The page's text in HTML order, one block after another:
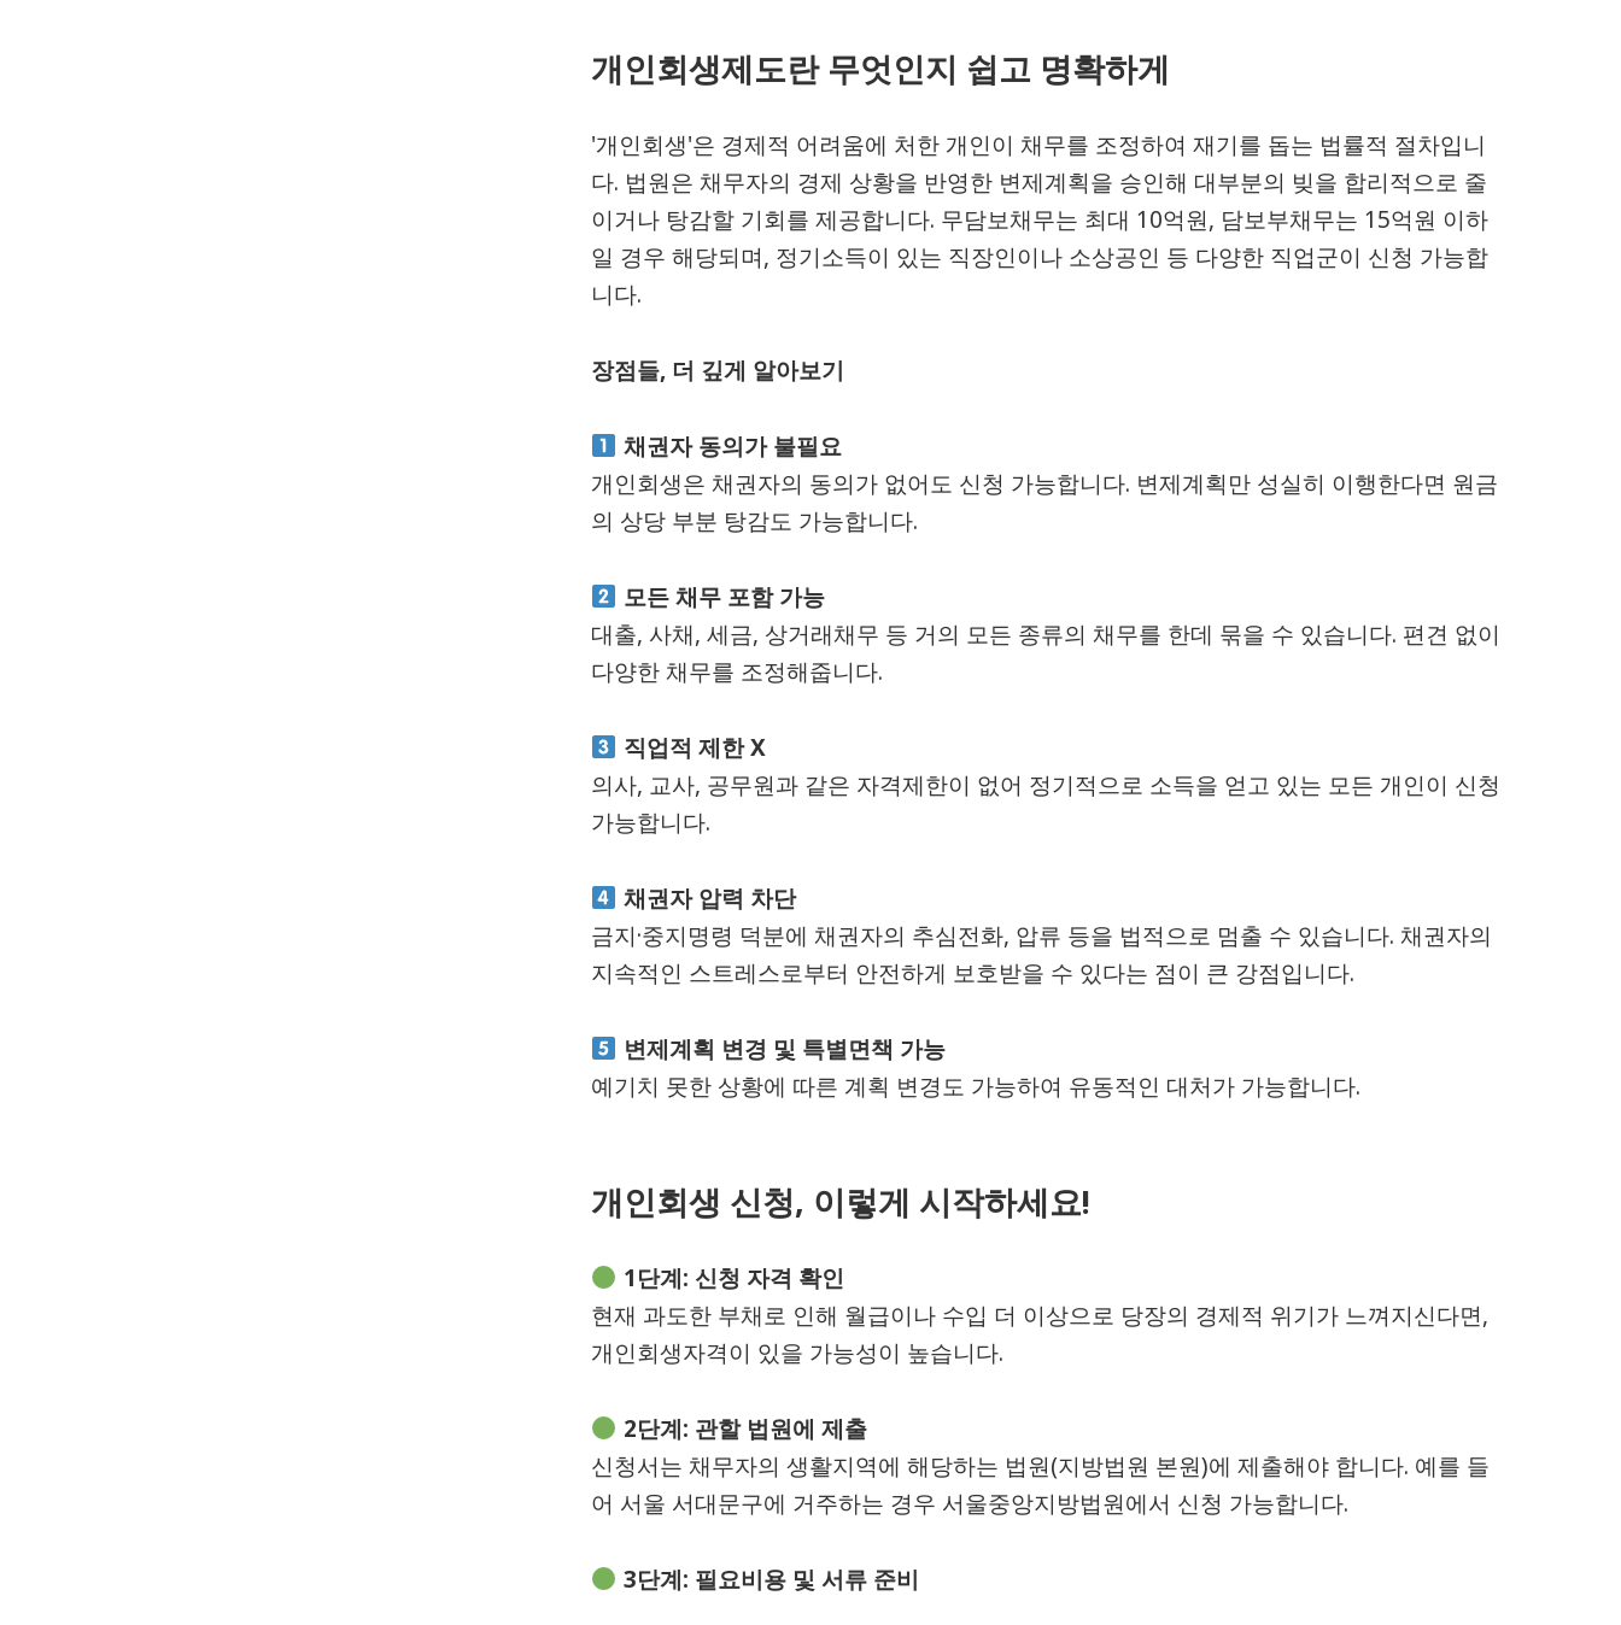
개인회생제도란 무엇인지 쉽고 명확하게
'개인회생'은 경제적 어려움에 처한 개인이 채무를 조정하여 재기를 돕는 법률적 절차입니
다. 법원은 채무자의 경제 상황을 반영한 변제계획을 승인해 대부분의 빚을 합리적으로 줄
이거나 탕감할 기회를 제공합니다. 무담보채무는 최대 10억원, 담보부채무는 15억원 이하
일 경우 해당되며, 정기소득이 있는 직장인이나 소상공인 등 다양한 직업군이 신청 가능합
니다.
장점들, 더 깊게 알아보기
채권자 동의가 불필요
개인회생은 채권자의 동의가 없어도 신청 가능합니다. 변제계획만 성실히 이행한다면 원금
의 상당 부분 탕감도 가능합니다.
모든 채무 포함 가능
대출, 사채, 세금, 상거래채무 등 거의 모든 종류의 채무를 한데 묶을 수 있습니다. 편견 없이
다양한 채무를 조정해줍니다.
직업적 제한 X
의사, 교사, 공무원과 같은 자격제한이 없어 정기적으로 소득을 얻고 있는 모든 개인이 신청
가능합니다.
채권자 압력 차단
금지·중지명령 덕분에 채권자의 추심전화, 압류 등을 법적으로 멈출 수 있습니다. 채권자의
지속적인 스트레스로부터 안전하게 보호받을 수 있다는 점이 큰 강점입니다.
변제계획 변경 및 특별면책 가능
예기치 못한 상황에 따른 계획 변경도 가능하여 유동적인 대처가 가능합니다.
개인회생 신청, 이렇게 시작하세요!
1단계: 신청 자격 확인
현재 과도한 부채로 인해 월급이나 수입 더 이상으로 당장의 경제적 위기가 느껴지신다면,
개인회생자격이 있을 가능성이 높습니다.
2단계: 관할 법원에 제출
신청서는 채무자의 생활지역에 해당하는 법원(지방법원 본원)에 제출해야 합니다. 예를 들
어 서울 서대문구에 거주하는 경우 서울중앙지방법원에서 신청 가능합니다.
3단계: 필요비용 및 서류 준비